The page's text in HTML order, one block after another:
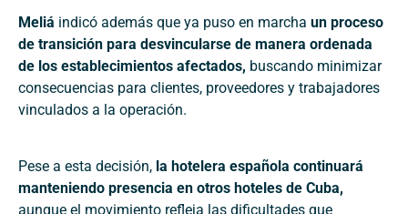
Meliá indicó además que ya puso en marcha un proceso
de transición para desvincularse de manera ordenada
de los establecimientos afectados, buscando minimizar
consecuencias para clientes, proveedores y trabajadores
vinculados a la operación.
Pese a esta decisión, la hotelera española continuará
manteniendo presencia en otros hoteles de Cuba,
aunque el movimiento refleja las dificultades que